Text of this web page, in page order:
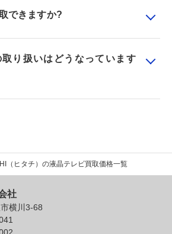
できますか?
り扱いはどうなっています
（ヒタチ）の液晶テレビ買取価格一覧
社
横川3-68